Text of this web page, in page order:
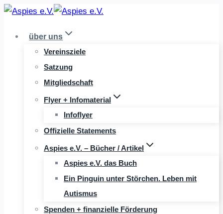
Zum
springenüber uns
Vereinsziele
Satzung
Mitgliedschaft
Flyer + Infomaterial
Infoflyer
Offizielle Statements
Aspies e.V. – Bücher / Artikel
Aspies e.V. das Buch
Ein Pinguin unter Störchen. Leben mit
Autismus
Spenden + finanzielle Förderung